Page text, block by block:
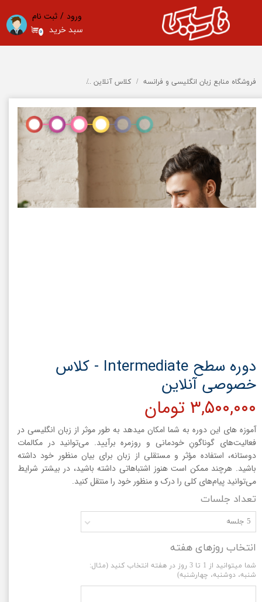
ورود / ثبت نام
حساب کاربری من
سفارشات
خروج از حساب کاربری
۰ سبد خرید
فروشگاه منابع زبان انگلیسی و فرانسه کلاس آنلاین
دوره سطح Intermediate - کلاس
خصوصی آنلاین
۳,۵۰۰,۰۰۰ تومان
آموزه های این دوره به شما امکان میدهد به طور موثر از زبان انگلیسی در
فعالیت‌های گوناگونِ خودمانی و روزمره برآیید. می‌توانید در مکالمات
دوستانه، استفاده مؤثر و مستقلی از زبان برای بیان منظور خود داشته
باشید. هرچند ممکن است هنوز اشتباهاتی داشته باشید، در بیشتر شرایط
می‌توانید پیام‌های کلی را درک و منظور خود را منتقل کنید.
تعداد جلسات
5 جلسه
انتخاب روزهای هفته
شما میتوانید از 1 تا 3 روز در هفته انتخاب کنید (مثال:
شنبه، دوشنبه، چهارشنبه)